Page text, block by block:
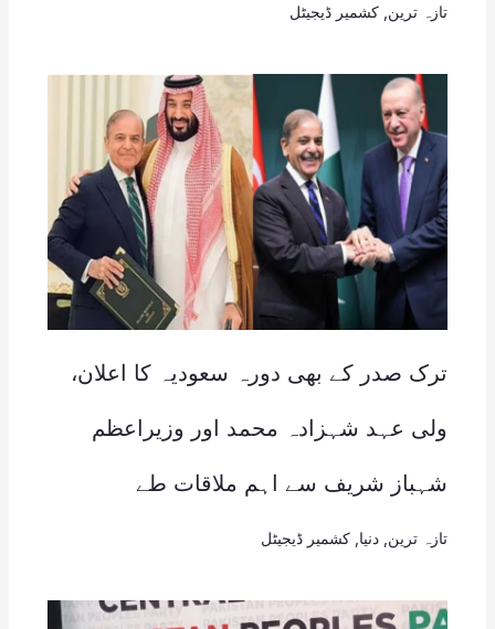
تازہ ترین کشمیر ڈیجیٹل
ترک صدر کے بھی دورہ سعودیہ کا اعلان،
ولی عہد شہزادہ محمد اور وزیراعظم
شہباز شریف سے اہم ملاقات طے
تازہ ترین دنیا کشمیر ڈیجیٹل